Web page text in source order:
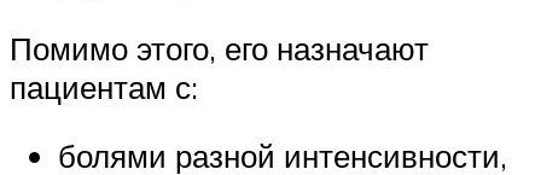
Помимо этого, его назначают
пациентам с:
болями разной интенсивности,